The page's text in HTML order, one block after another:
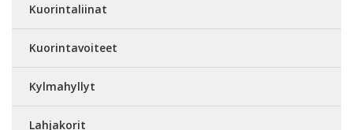
Kuorintaliinat
Kuorintavoiteet
Kylmahyllyt
Lahjakorit